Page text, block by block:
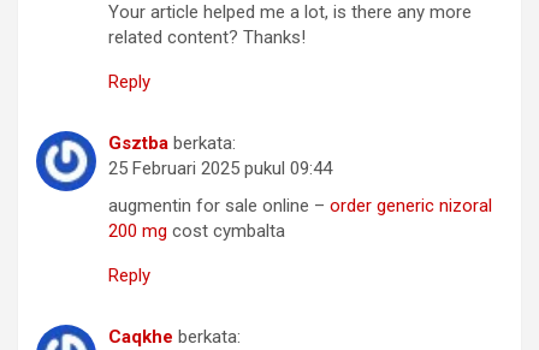
Your article helped me a lot, is there any more
related content? Thanks!
Reply
Gsztba berkata:
25 Februari 2025 pukul 09:44
augmentin for sale online – order generic nizoral
200 mg cost cymbalta
Reply
Caqkhe berkata: